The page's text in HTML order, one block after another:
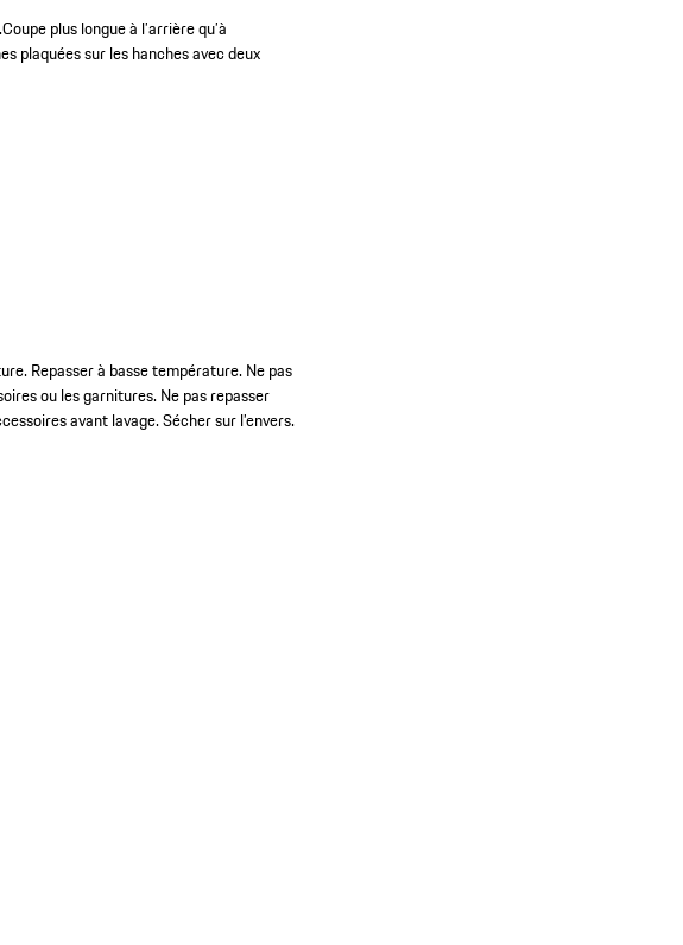
Coupe plus longue à l’arrière qu’à
plaquées sur les hanches avec deux
Repasser à basse température. Ne pas
ou les garnitures. Ne pas repasser
avant lavage. Sécher sur l’envers.